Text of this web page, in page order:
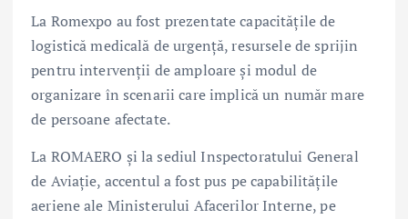
La Romexpo au fost prezentate capacitățile de
logistică medicală de urgență, resursele de sprijin
pentru intervenții de amploare și modul de
organizare în scenarii care implică un număr mare
de persoane afectate.
La ROMAERO și la sediul Inspectoratului General
de Aviație, accentul a fost pus pe capabilitățile
aeriene ale Ministerului Afacerilor Interne, pe